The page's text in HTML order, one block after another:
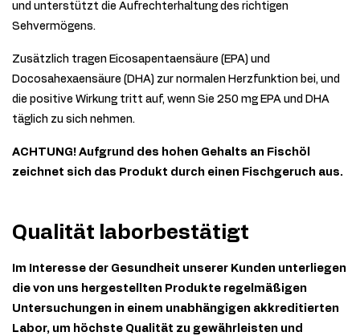
und unterstützt die Aufrechterhaltung des richtigen
Sehvermögens.
Zusätzlich tragen Eicosapentaensäure (EPA) und
Docosahexaensäure (DHA) zur normalen Herzfunktion bei, und
die positive Wirkung tritt auf, wenn Sie 250 mg EPA und DHA
täglich zu sich nehmen.
ACHTUNG! Aufgrund des hohen Gehalts an Fischöl
zeichnet sich das Produkt durch einen Fischgeruch aus.
Qualität laborbestätigt
Im Interesse der Gesundheit unserer Kunden unterliegen
die von uns hergestellten Produkte regelmäßigen
Untersuchungen in einem unabhängigen akkreditierten
Labor, um höchste Qualität zu gewährleisten und